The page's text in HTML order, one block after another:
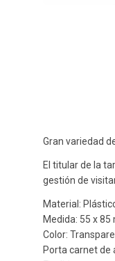
Gran variedad
El titular de la
gestión de
Material:
Medida: 55 x 85
Color:
Porta carnet de